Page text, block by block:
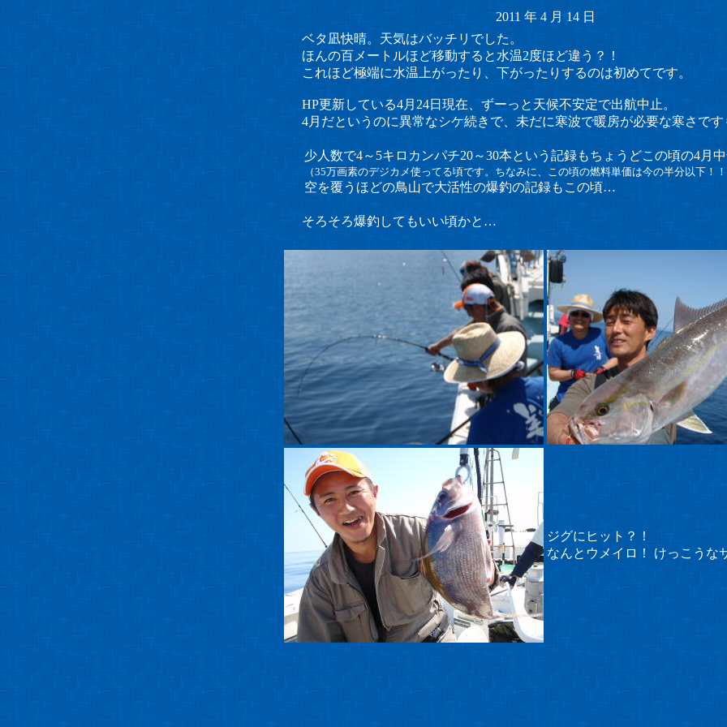
2011 年 4 月 14 日
ベタ凪快晴。天気はバッチリでした。
ほんの百メートルほど移動すると水温2度ほど違う？！
これほど極端に水温上がったり、下がったりするのは初めてです。
HP更新している4月24日現在、ずーっと天候不安定で出航中止。
4月だというのに異常なシケ続きで、未だに寒波で暖房が必要な寒さで
少人数で4～5キロカンパチ20～30本という記録もちょうどこの頃の4月
（35万画素のデジカメ使ってる頃です。 ちなみに、この頃の燃料単価は今の半分以下！
空を覆うほどの鳥山で大活性の爆釣の記録もこの頃…
そろそろ爆釣してもいい頃かと…
ジグにヒット？！
なんとウメイロ！ けっこうな